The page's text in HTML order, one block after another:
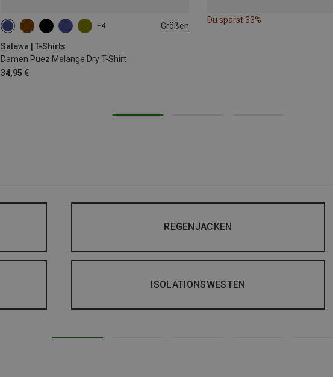
+4 Größen
Salewa | T-Shirts
Damen Puez Melange Dry T-Shirt
34,95 €
XS S M
Du sparst 33%
REGENJACKEN
ISOLATIONSWESTEN